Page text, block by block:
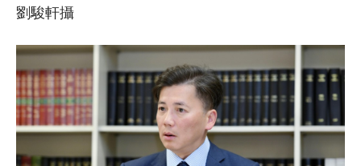
劉駿軒攝